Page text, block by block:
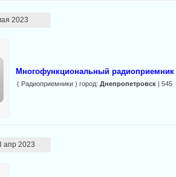
2023
Многофункциональный радиоприемник
( Радиоприемники ) город: Днепропетровск| 545
апр 2023